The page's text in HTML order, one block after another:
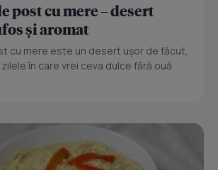
post cu mere – desert
și aromat
cu mere este un desert ușor de făcut,
în care vrei ceva dulce fără ouă